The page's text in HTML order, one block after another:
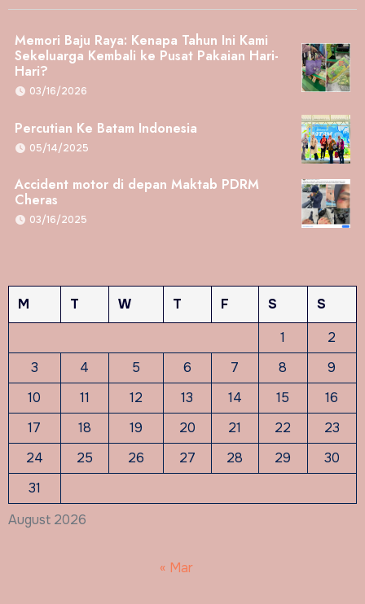
Memori Baju Raya: Kenapa Tahun Ini Kami
Sekeluarga Kembali ke Pusat Pakaian Hari-
Hari?
03/16/2026
Percutian Ke Batam Indonesia
05/14/2025
Accident motor di depan Maktab PDRM
Cheras
03/16/2025
August 2026
M T W T F S
S
1
2
3
4 5 6 7 8
9
10
11 12 13 14 15
16
17
18 19 20 21 22
23
24
25 26 27 28 29
30
31
« Mar